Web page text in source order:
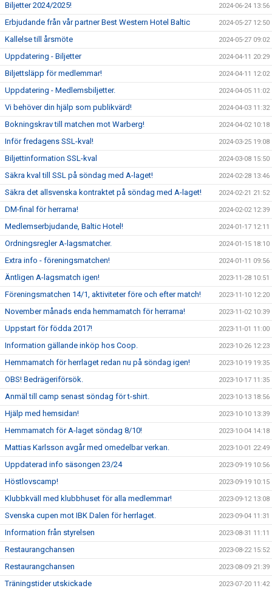
Biljetter 2024/2025! 2024-06-24 13:56
Erbjudande från vår partner Best Western Hotel Baltic 2024-05-27 12:50
Kallelse till årsmöte 2024-05-27 09:02
Uppdatering - Biljetter 2024-04-11 20:29
Biljettsläpp för medlemmar! 2024-04-11 12:02
Uppdatering - Medlemsbiljetter. 2024-04-05 11:02
Vi behöver din hjälp som publikvärd! 2024-04-03 11:32
Bokningskrav till matchen mot Warberg! 2024-04-02 10:18
Inför fredagens SSL-kval! 2024-03-25 19:08
Biljettinformation SSL-kval 2024-03-08 15:50
Säkra kval till SSL på söndag med A-laget! 2024-02-28 13:46
Säkra det allsvenska kontraktet på söndag med A-laget! 2024-02-21 21:52
DM-final för herrarna! 2024-02-02 12:39
Medlemserbjudande, Baltic Hotel! 2024-01-17 12:11
Ordningsregler A-lagsmatcher. 2024-01-15 18:10
Extra info - föreningsmatchen! 2024-01-11 09:56
Äntligen A-lagsmatch igen! 2023-11-28 10:51
Föreningsmatchen 14/1, aktiviteter före och efter match! 2023-11-10 12:20
November månads enda hemmamatch för herrarna! 2023-11-02 10:39
Uppstart för födda 2017! 2023-11-01 11:00
Information gällande inköp hos Coop. 2023-10-26 12:23
Hemmamatch för herrlaget redan nu på söndag igen! 2023-10-19 19:35
OBS! Bedrägeriförsök. 2023-10-17 11:35
Anmäl till camp senast söndag för t-shirt. 2023-10-13 18:56
Hjälp med hemsidan! 2023-10-10 13:39
Hemmamatch för A-laget söndag 8/10! 2023-10-04 14:18
Mattias Karlsson avgår med omedelbar verkan. 2023-10-01 22:49
Uppdaterad info säsongen 23/24 2023-09-19 10:56
Höstlovscamp! 2023-09-19 10:15
Klubbkväll med klubbhuset för alla medlemmar! 2023-09-12 13:08
Svenska cupen mot IBK Dalen för herrlaget. 2023-09-04 11:31
Information från styrelsen 2023-08-31 11:11
Restaurangchansen 2023-08-22 15:52
Restaurangchansen 2023-08-09 21:39
Träningstider utskickade 2023-07-20 11:42